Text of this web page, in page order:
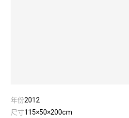
年份2012
尺寸115×50×200cm